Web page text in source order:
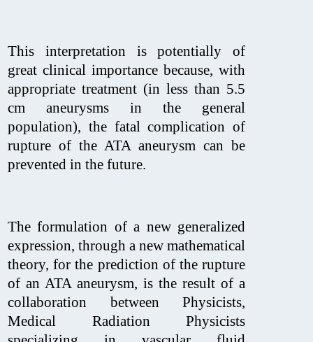
This interpretation is potentially of
great clinical importance because, with
appropriate treatment (in less than 5.5
cm aneurysms in the general
population), the fatal complication of
rupture of the ATA aneurysm can be
prevented in the future.
The formulation of a new generalized
expression, through a new mathematical
theory, for the prediction of the rupture
of an ATA aneurysm, is the result of a
collaboration between Physicists,
Medical Radiation Physicists